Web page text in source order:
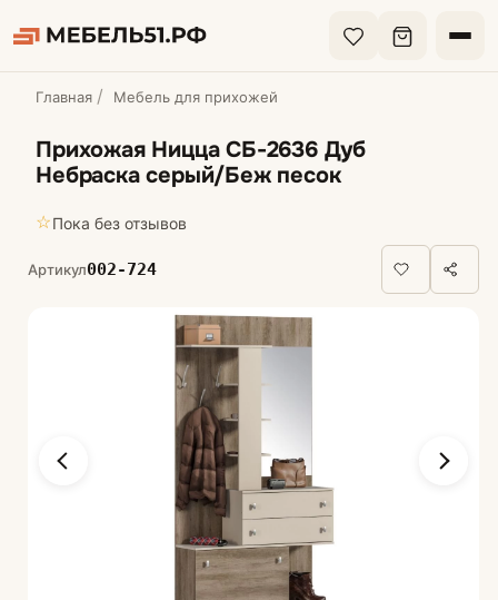
Главная Мебель для прихожей
Прихожая Ницца СБ-2636 Дуб
Небраска серый/Беж песок
☆Пока без отзывов
Артикул002-724